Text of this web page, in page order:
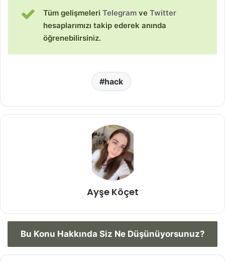
Tüm gelişmeleri Telegram ve Twitter
hesaplarımızı takip ederek anında
öğrenebilirsiniz.
hack
Ayşe Köçet
Bu Konu Hakkında Siz Ne Düşünüyorsunuz?